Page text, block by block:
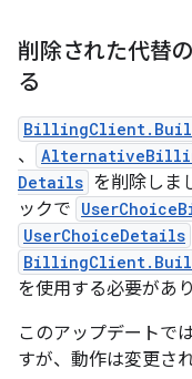
削除された代替
る
、
Details を削除しま
ックで
UserChoiceDetails
を使用する必要があり
このアップデートで
すが、動作は変更さ